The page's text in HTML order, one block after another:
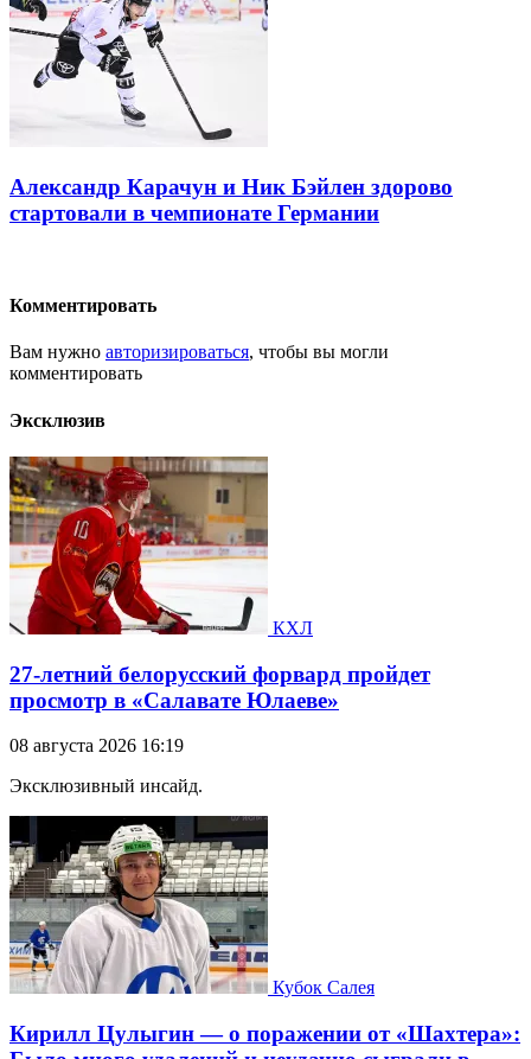
Александр Карачун и Ник Бэйлен здорово
стартовали в чемпионате Германии
Комментировать
Вам нужно авторизироваться, чтобы вы могли
комментировать
Эксклюзив
КХЛ
27-летний белорусский форвард пройдет
просмотр в «Салавате Юлаеве»
08 августа 2026 16:19
Эксклюзивный инсайд.
Кубок Салея
Кирилл Цулыгин — о поражении от «Шахтера»: